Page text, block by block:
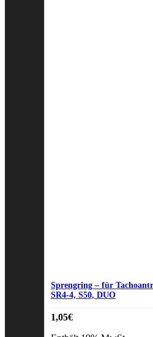
Sprengring – für
SR4-4, S50, DUO
1,05€